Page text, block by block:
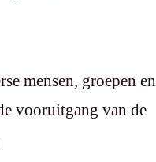
mensen, groepen en
vooruitgang van de